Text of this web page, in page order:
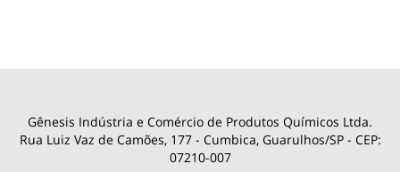
Gênesis Indústria e Comércio de Produtos Químicos Ltda.
Rua Luiz Vaz de Camões, 177 - Cumbica, Guarulhos/SP - CEP:
07210-007